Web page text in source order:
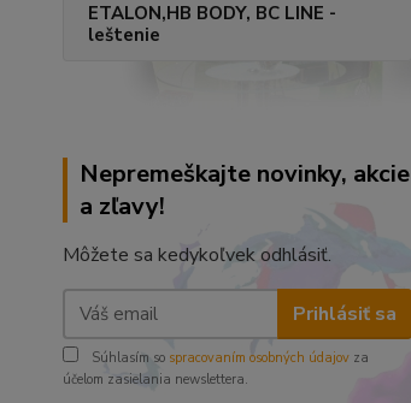
ETALON,HB BODY, BC LINE -
leštenie
Nepremeškajte novinky, akcie
a zľavy!
Môžete sa kedykoľvek odhlásiť.
Prihlásiť sa
Súhlasím so spracovaním osobných údajov za
účelom zasielania newslettera.